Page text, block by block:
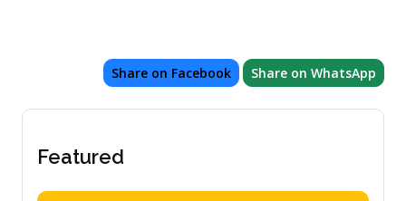
Share on Facebook Share on WhatsApp
Featured